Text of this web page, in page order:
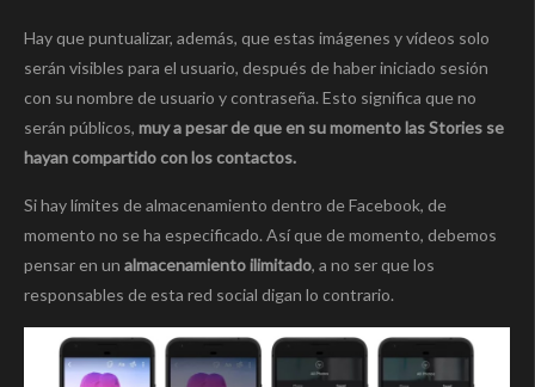
Hay que puntualizar, además, que estas imágenes y vídeos solo
serán visibles para el usuario, después de haber iniciado sesión
con su nombre de usuario y contraseña. Esto significa que no
serán públicos, muy a pesar de que en su momento las Stories se
hayan compartido con los contactos.
Si hay límites de almacenamiento dentro de Facebook, de
momento no se ha especificado. Así que de momento, debemos
pensar en un almacenamiento ilimitado, a no ser que los
responsables de esta red social digan lo contrario.